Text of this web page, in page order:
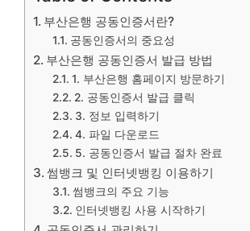
부산은행 공동인증서란?
공동인증서의 중요성
부산은행 공동인증서 발급 방법
1. 부산은행 홈페이지 방문하기
2. 공동인증서 발급 클릭
3. 정보 입력하기
4. 파일 다운로드
5. 공동인증서 발급 절차 완료
썸뱅크 및 인터넷뱅킹 이용하기
썸뱅크의 주요 기능
인터넷뱅킹 사용 시작하기